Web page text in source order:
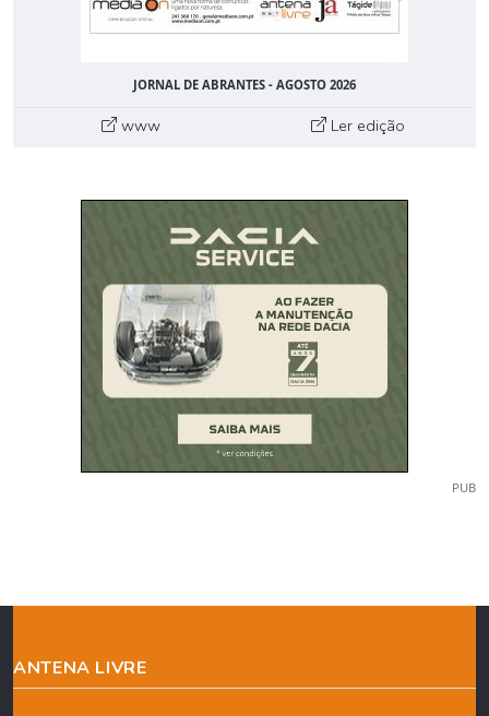
JORNAL DE ABRANTES - AGOSTO 2026
www Ler edição
PUB
ANTENA LIVRE